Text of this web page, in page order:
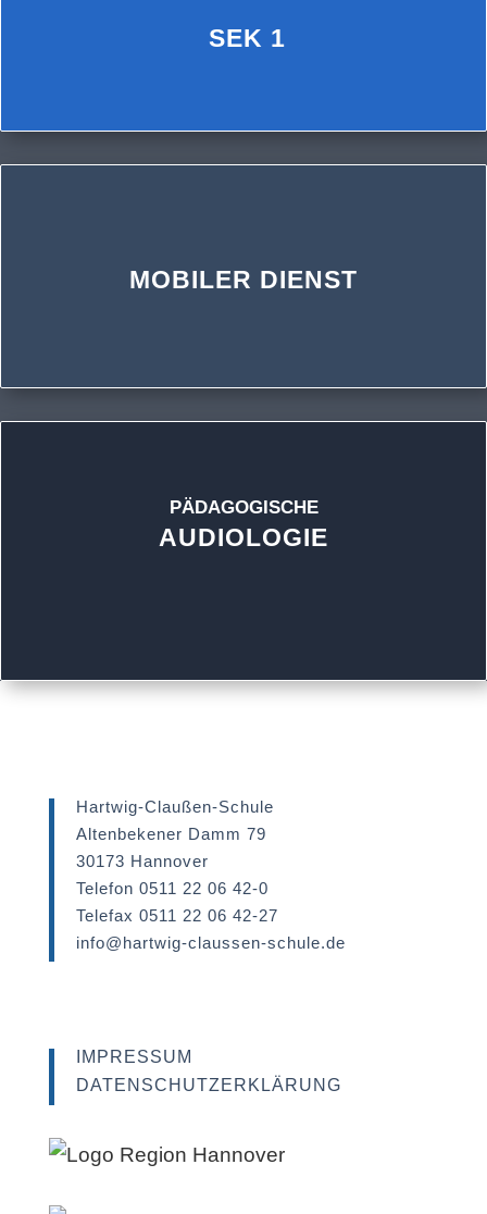
SEK 1
MOBILER DIENST
PÄDAGOGISCHE
AUDIOLOGIE
Hartwig-Claußen-Schule
Altenbekener Damm 79
30173 Hannover
Telefon 0511 22 06 42-0
Telefax 0511 22 06 42-27
info@hartwig-claussen-schule.de
IMPRESSUM
DATENSCHUTZERKLÄRUNG